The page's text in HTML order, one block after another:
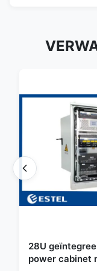
28U
power cabinet